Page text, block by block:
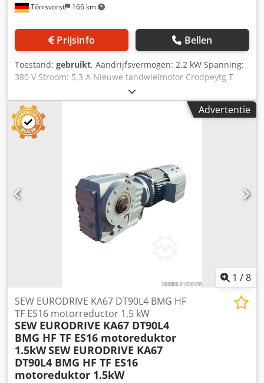
Tönisvorst 166 km
Prijsinfo Bellen
Toestand: gebruikt, Aandrijfsvermogen: 2,2 kW Spanning:
380 V Stroom: 5,3 A Nieuwe tandwielmotor Crodpeytg T
Nefx Aklef n1=1420 tpm n2= 49 tpm M2= 330 Nm
Advertentie
1 /8
SEW EURODRIVE KA67 DT90L4 BMG HF
TF ES16 motorreductor 1,5 kW
SEW EURODRIVE KA67 DT90L4
BMG HF TF ES16 motoreduktor
1.5kWSEW EURODRIVE KA67
DT90L4 BMG HF TF ES16
motoreduktor 1.5kW